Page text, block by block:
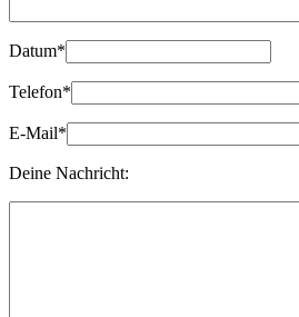
Datum*
Telefon*
E-Mail*
Deine Nachricht: